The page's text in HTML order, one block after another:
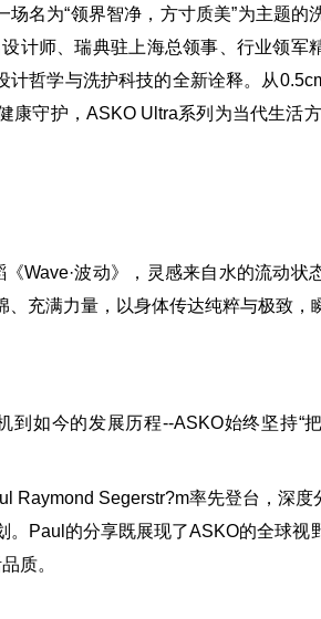
为“领界智净，方寸质美”为主题的
计师、瑞典驻上海总领事、行业领军
哲学与洗护科技的全新诠释。从
守护，ASKO Ultra系列为当代生活
波动》，灵感来自水的流动状
充满力量，以身体传达纯粹与极致，
如今的发展历程--ASKO始终坚持“
Segerstr?m率先登台，深度
Paul的分享既展现了ASKO的全球视
质。